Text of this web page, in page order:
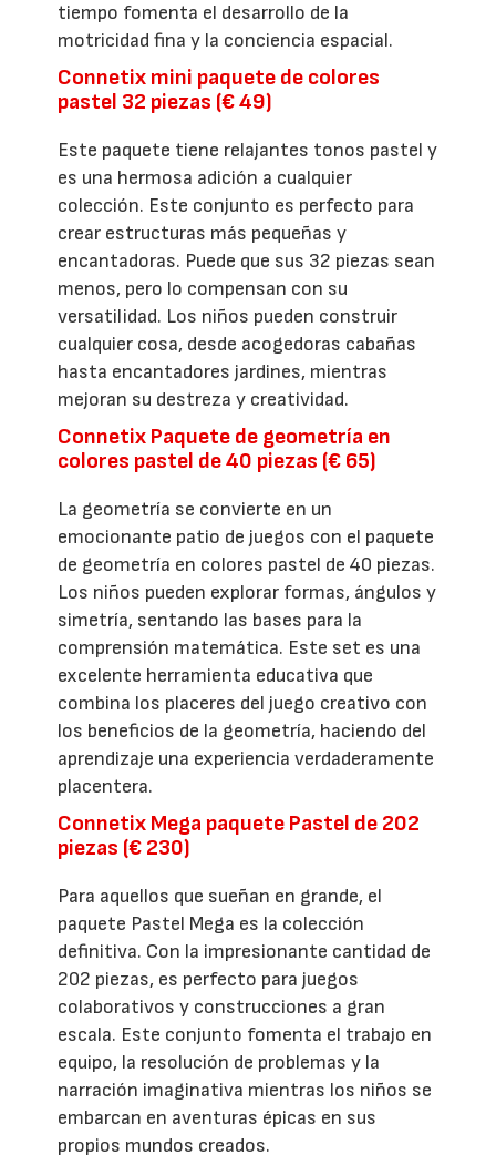
tiempo fomenta el desarrollo de la
motricidad fina y la conciencia espacial.
Connetix mini paquete de colores
pastel 32 piezas (€ 49)
Este paquete tiene relajantes tonos pastel y
es una hermosa adición a cualquier
colección. Este conjunto es perfecto para
crear estructuras más pequeñas y
encantadoras. Puede que sus 32 piezas sean
menos, pero lo compensan con su
versatilidad. Los niños pueden construir
cualquier cosa, desde acogedoras cabañas
hasta encantadores jardines, mientras
mejoran su destreza y creatividad.
Connetix Paquete de geometría en
colores pastel de 40 piezas (€ 65)
La geometría se convierte en un
emocionante patio de juegos con el paquete
de geometría en colores pastel de 40 piezas.
Los niños pueden explorar formas, ángulos y
simetría, sentando las bases para la
comprensión matemática. Este set es una
excelente herramienta educativa que
combina los placeres del juego creativo con
los beneficios de la geometría, haciendo del
aprendizaje una experiencia verdaderamente
placentera.
Connetix Mega paquete Pastel de 202
piezas (€ 230)
Para aquellos que sueñan en grande, el
paquete Pastel Mega es la colección
definitiva. Con la impresionante cantidad de
202 piezas, es perfecto para juegos
colaborativos y construcciones a gran
escala. Este conjunto fomenta el trabajo en
equipo, la resolución de problemas y la
narración imaginativa mientras los niños se
embarcan en aventuras épicas en sus
propios mundos creados.